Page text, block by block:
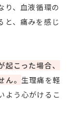
り、血液循環の
と、痛みを感じ
こった場合、
。 生理痛を軽
よう心がけるこ